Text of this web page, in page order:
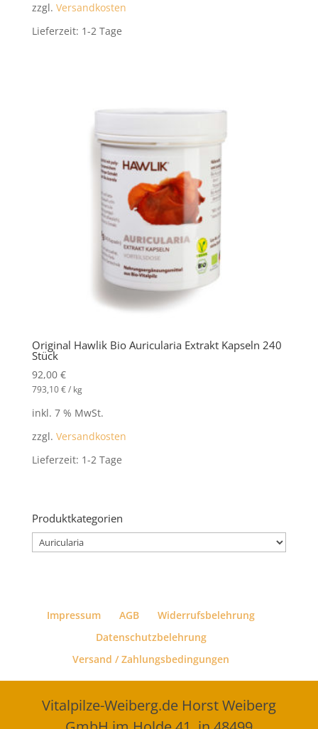
zzgl. Versandkosten
Lieferzeit: 1-2 Tage
Original Hawlik Bio Auricularia Extrakt Kapseln 240
Stück
92,00 €
793,10€/ kg
inkl. 7 % MwSt.
zzgl. Versandkosten
Lieferzeit: 1-2 Tage
Produktkategorien
Impressum AGB
Widerrufsbelehrung
Datenschutzbelehrung
Versand / Zahlungsbedingungen
Vitalpilze-Weiberg.de Horst Weiberg